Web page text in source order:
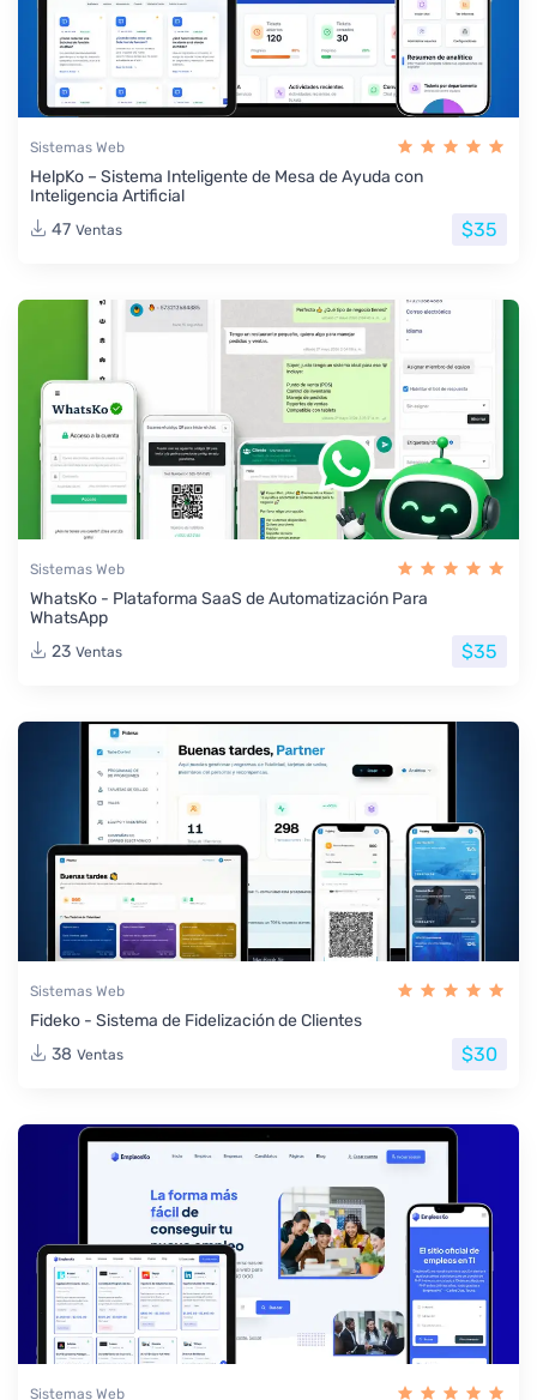
Sistemas Web
HelpKo – Sistema Inteligente de Mesa de Ayuda con
Inteligencia Artificial
47 Ventas $35
Sistemas Web
WhatsKo - Plataforma SaaS de Automatización Para
WhatsApp
23 Ventas $35
Sistemas Web
Fideko - Sistema de Fidelización de Clientes
38 Ventas $30
Sistemas Web